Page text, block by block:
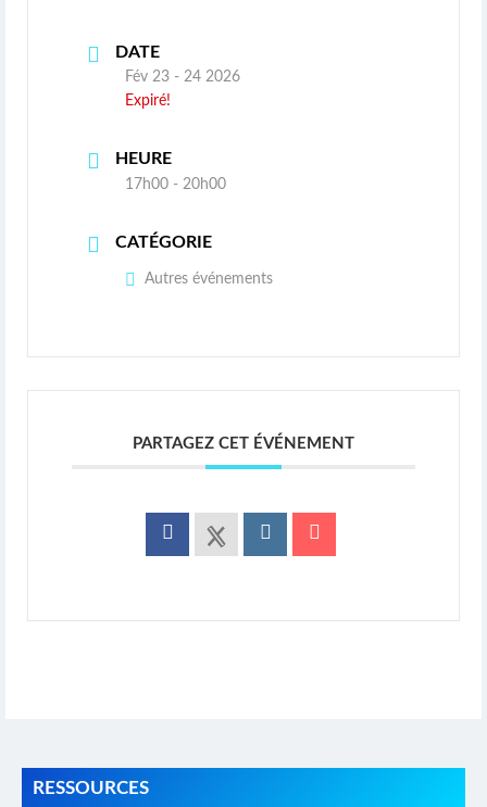
DATE
Fév 23 - 24 2026
Expiré!
HEURE
17h00 - 20h00
CATÉGORIE
Autres événements
PARTAGEZ CET ÉVÉNEMENT
RESSOURCES